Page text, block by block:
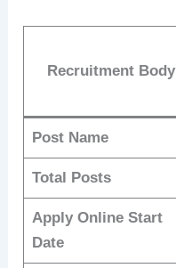
Recruitment Body
Post Name
Total Posts
Apply Online Start
Date